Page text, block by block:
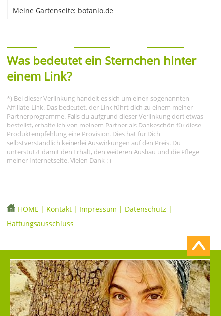
Meine Gartenseite: botanio.de
Was bedeutet ein Sternchen hinter
einem Link?
*) Bei dieser Verlinkung handelt es sich um einen sogenannten
Affiliate-Link. Das bedeutet, der Link führt dich zu einem meiner
Partnerprogramme. Falls du aufgrund dieser Verlinkung dort etwas
bestellst, erhalte ich von meinem Partner als Dankeschön für diese
Produktempfehlung eine Provision. Dies hat für Dich
selbstverständlich keinerlei Auswirkungen auf den Preis. Du
unterstützt damit den Erhalt, den weiteren Ausbau und die Pflege
meiner Internetseite. Vielen Dank :-)
HOME | Kontakt | Impressum | Datenschutz |
Haftungsausschluss